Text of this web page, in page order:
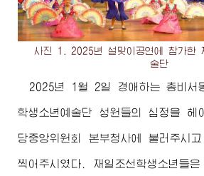
사진 1. 2025년 설맞이공연에 참가한
술단
2025년 1월 2일 경애하는 총비서
학생소년예술단 성원들의 심정을 헤
당중앙위원회 본부청사에 불러주시
찍어주시였다. 재일조선학생소년들